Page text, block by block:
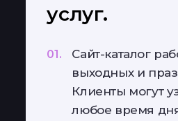
услуг.
Сайт-каталог
выходных и
Клиенты могут
любое время дня